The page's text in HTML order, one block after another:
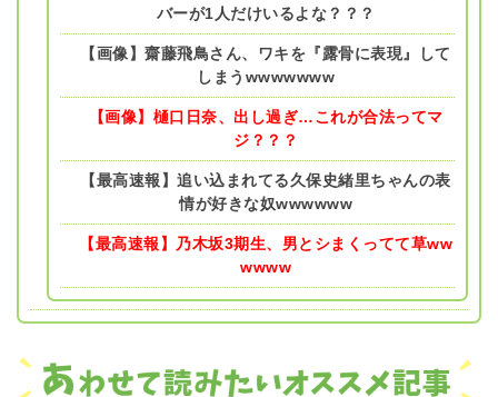
バーが1人だけいるよな？？？
【画像】齋藤飛鳥さん、ワキを『露骨に表現』して
しまうwwwwwww
【画像】樋口日奈、出し過ぎ…これが合法ってマ
ジ？？？
【最高速報】追い込まれてる久保史緒里ちゃんの表
情が好きな奴wwwwww
【最高速報】乃木坂3期生、男とシまくってて草ww
wwww